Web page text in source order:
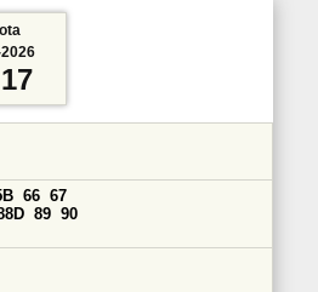
66 67
89 90